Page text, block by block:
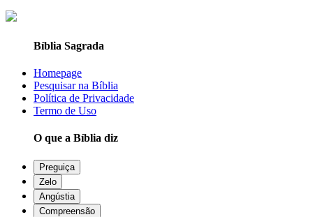
Bíblia Sagrada
Homepage
Pesquisar na Bíblia
Política de Privacidade
Termo de Uso
O que a Bíblia diz
Preguiça
Zelo
Angústia
Compreensão